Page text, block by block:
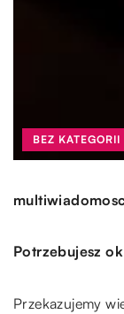
BEZ KATEGORII
Potrzebujesz
Przekazujemy